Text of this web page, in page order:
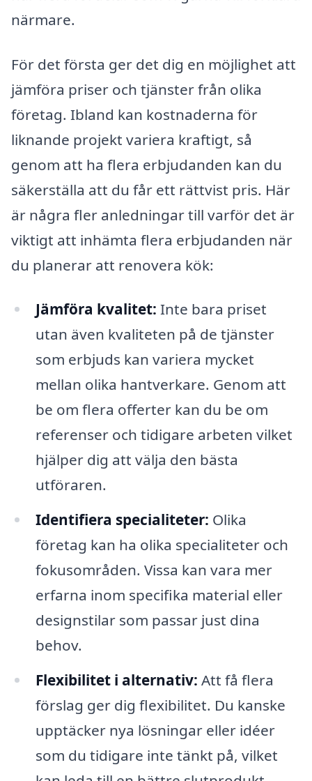
närmare.
För det första ger det dig en möjlighet att
jämföra priser och tjänster från olika
företag. Ibland kan kostnaderna för
liknande projekt variera kraftigt, så
genom att ha flera erbjudanden kan du
säkerställa att du får ett rättvist pris. Här
är några fler anledningar till varför det är
viktigt att inhämta flera erbjudanden när
du planerar att renovera kök:
Jämföra kvalitet: Inte bara priset
utan även kvaliteten på de tjänster
som erbjuds kan variera mycket
mellan olika hantverkare. Genom att
be om flera offerter kan du be om
referenser och tidigare arbeten vilket
hjälper dig att välja den bästa
utföraren.
Identifiera specialiteter: Olika
företag kan ha olika specialiteter och
fokusområden. Vissa kan vara mer
erfarna inom specifika material eller
designstilar som passar just dina
behov.
Flexibilitet i alternativ: Att få flera
förslag ger dig flexibilitet. Du kanske
upptäcker nya lösningar eller idéer
som du tidigare inte tänkt på, vilket